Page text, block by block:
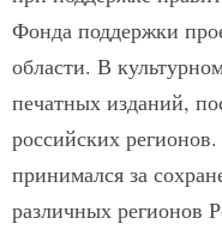
Фонда поддержки
области. В
печатных изданий,
российских
принимался за
различных регионов